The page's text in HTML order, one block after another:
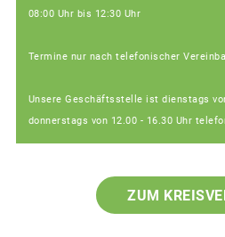
08:00 Uhr bis 12:30 Uhr
Termine nur nach telefonischer
Unsere Geschäftsstelle ist dienstags
donnerstags von 12.00 - 16.30 Uhr
ZUM